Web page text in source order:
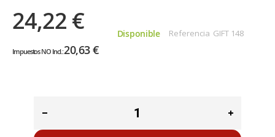
24,22 €
20,63 €
Disponible Referencia GIFT 148